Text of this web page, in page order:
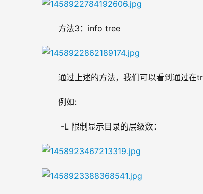
方法3：info tree
通过上述的方法，我们可以看到通过在
例如:
-L 限制显示目录的层级数：